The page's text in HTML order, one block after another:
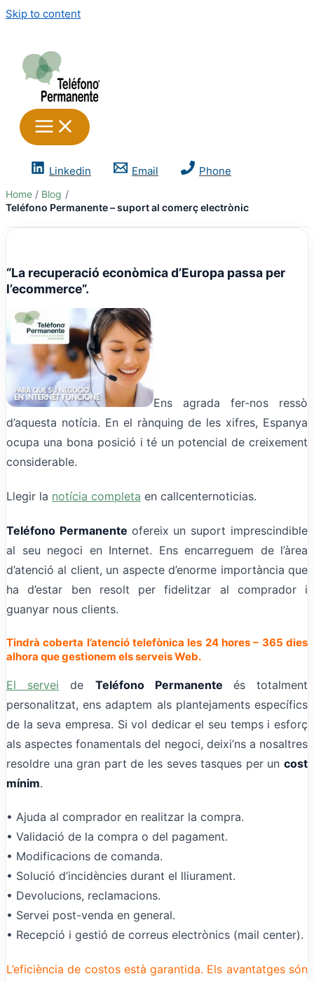
Skip to content
Linkedin Email Phone
Home
Blog
Teléfono Permanente – suport al comerç electrònic
“La recuperació econòmica d’Europa passa per
l’ecommerce”.
Ens agrada fer-nos ressò
d’aquesta notícia. En el rànquing de les xifres, Espanya
ocupa una bona posició i té un potencial de creixement
considerable.
Llegir la notícia completa en callcenternoticias.
Teléfono Permanente ofereix un suport imprescindible
al seu negoci en Internet. Ens encarreguem de l’àrea
d’atenció al client, un aspecte d’enorme importància que
ha d’estar ben resolt per fidelitzar al comprador i
guanyar nous clients.
Tindrà coberta l’atenció telefònica les 24 hores – 365 dies
alhora que gestionem els serveis Web.
El servei de Teléfono Permanente és totalment
personalitzat, ens adaptem als plantejaments específics
de la seva empresa. Si vol dedicar el seu temps i esforç
als aspectes fonamentals del negoci, deixi’ns a nosaltres
resoldre una gran part de les seves tasques per un cost
mínim.
• Ajuda al comprador en realitzar la compra.
• Validació de la compra o del pagament.
• Modificacions de comanda.
• Solució d’incidències durant el lliurament.
• Devolucions, reclamacions.
• Servei post-venda en general.
• Recepció i gestió de correus electrònics (mail center).
L’eficiència de costos està garantida. Els avantatges són